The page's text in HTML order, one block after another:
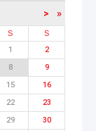
> »
S S
1
2
8
9
15
16
22
23
29
30